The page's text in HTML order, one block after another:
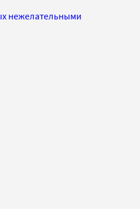
нежелательными